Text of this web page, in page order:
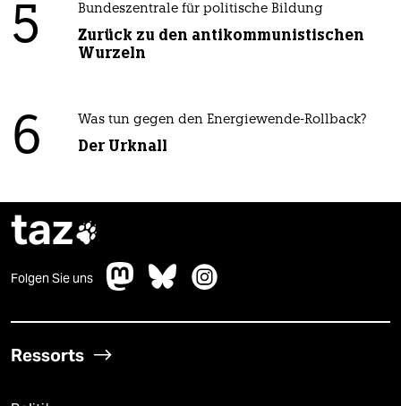
5 Bundeszentrale für politische Bildung
Zurück zu den antikommunistischen
Wurzeln
6 Was tun gegen den Energiewende-Rollback?
Der Urknall
taz
Folgen Sie uns
Ressorts